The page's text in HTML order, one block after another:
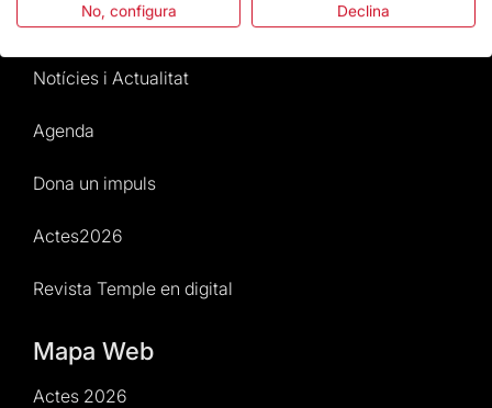
Normativa i condicions de compra
Notícies i Actualitat
Agenda
Dona un impuls
Actes2026
Revista Temple en digital
Mapa Web
Actes 2026
No, configura Declina